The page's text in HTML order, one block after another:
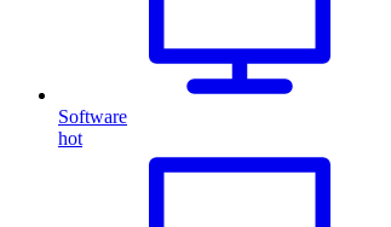
Software
hot